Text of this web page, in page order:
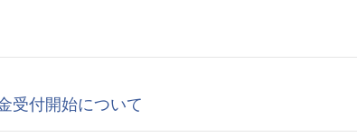
受付開始について